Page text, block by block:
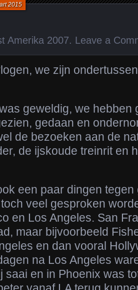
2015
Amerika 2007. Leave a
we zijn
geweldig, we hebben
gedaan en
de bezoeken aan de
de ijskoude treinrit en
een paar dingen
veel gesproken
en Los Angeles. San
maar bijvoorbeeld
en dan vooral
na Los Angeles
saai en in Phoenix was